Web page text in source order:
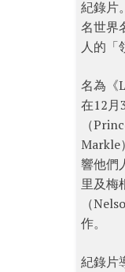
紀錄片
名世界
人的「
名為《
在12月
（
Markle
響他們
里及梅
（
作。
紀錄片